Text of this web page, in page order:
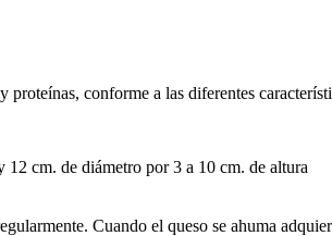
conforme a las diferentes
cm. de diámetro por 3 a 10 cm. de altura
Cuando el queso se ahuma